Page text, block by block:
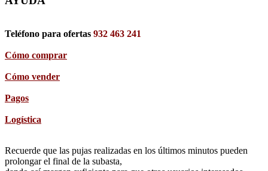
Teléfono para ofertas 932 463 241
Cómo comprar
Cómo vender
Pagos
Logística
Recuerde que las pujas realizadas en los últimos minutos pueden
prolongar el final de la subasta,